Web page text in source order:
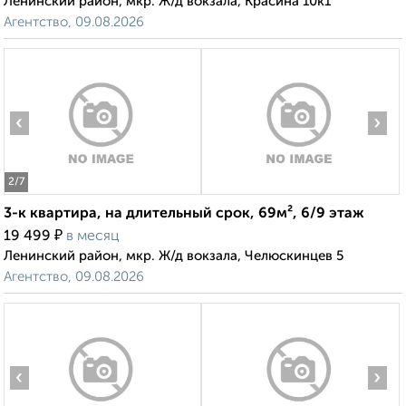
Агентство, 09.08.2026
2/7
‹ ›
3-к квартира, на длительный срок, 69м², 6/9 этаж
19 499 ₽ в месяц
Ленинский район, мкр. Ж/д вокзала, Челюскинцев 5
Агентство, 09.08.2026
‹ ›